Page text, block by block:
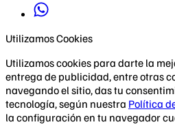
Utilizamos Cookies
Utilizamos cookies para darte la
entrega de publicidad, entre otras
navegando el sitio, das tu
tecnología, según nuestra Política
la configuración en tu navegador